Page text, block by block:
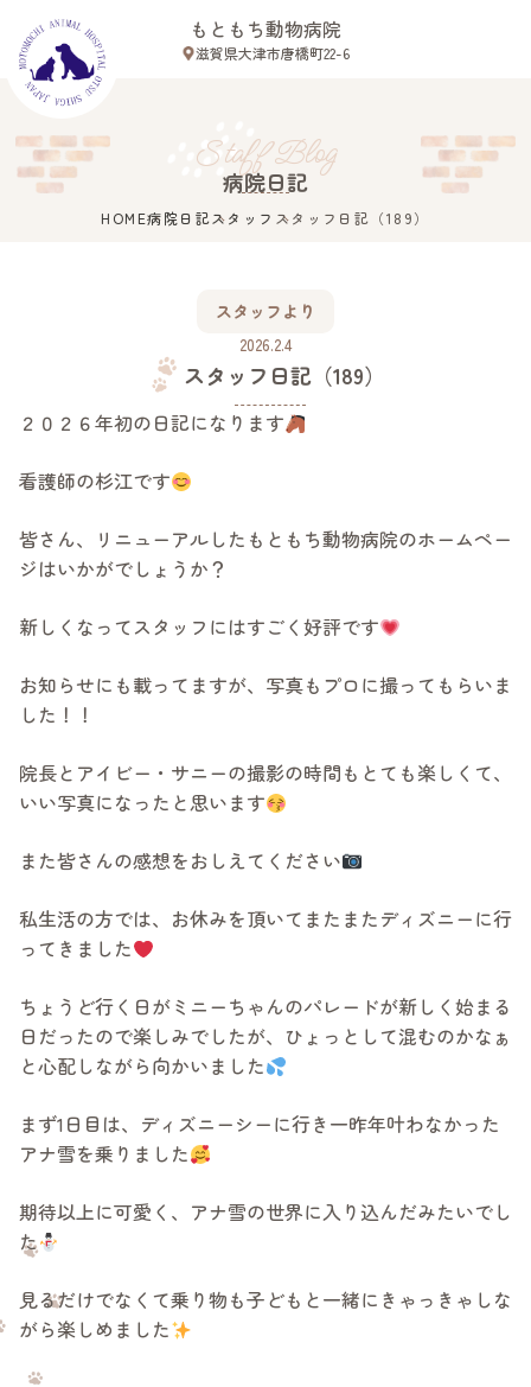
もともち動物病院
滋賀県大津市唐橋町22-6
滋賀県大津市唐橋町22-6
初めての方へ
アクセス
Staff Blog
病院日記
HOME病院日記スタッフ スタッフ日記（189）
スタッフより
2026.2.4
スタッフ日記（189）
２０２６年初の日記になります
看護師の杉江です
皆さん、リニューアルしたもともち動物病院のホームペー
ジはいかがでしょうか？
新しくなってスタッフにはすごく好評です
お知らせにも載ってますが、写真もプロに撮ってもらいま
した！！
院長とアイビー・サニーの撮影の時間もとても楽しくて、
いい写真になったと思います
また皆さんの感想をおしえてください
私生活の方では、お休みを頂いてまたまたディズニーに行
ってきました
ちょうど行く日がミニーちゃんのパレードが新しく始まる
日だったので楽しみでしたが、ひょっとして混むのかなぁ
と心配しながら向かいました
まず1日目は、ディズニーシーに行き一昨年叶わなかった
アナ雪を乗りました
期待以上に可愛く、アナ雪の世界に入り込んだみたいでし
た
見るだけでなくて乗り物も子どもと一緒にきゃっきゃしな
がら楽しめました